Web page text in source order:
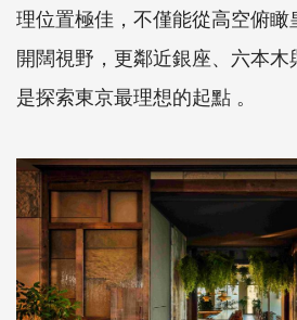
理位置極佳，不僅能從高空俯
開闊視野，更鄰近銀座、六本木
是探索東京最理想的起點 。